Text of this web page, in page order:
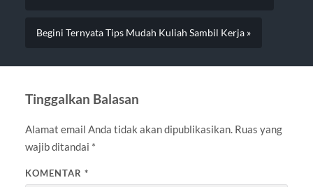
Begini Ternyata Tips Mudah Kuliah Sambil Kerja »
Tinggalkan Balasan
Alamat email Anda tidak akan dipublikasikan. Ruas yang
wajib ditandai *
KOMENTAR *